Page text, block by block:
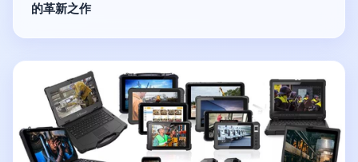
的革新之作